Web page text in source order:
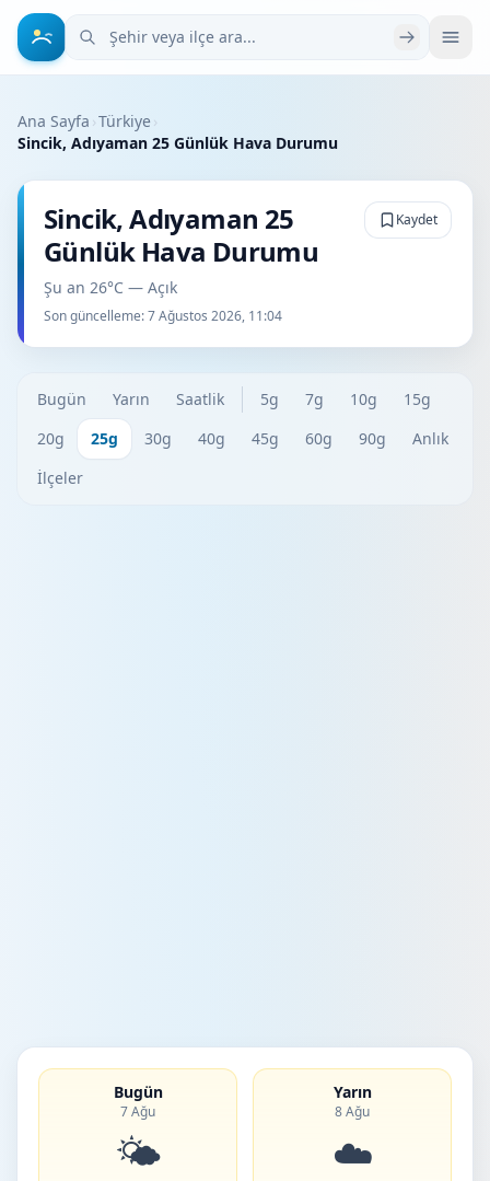
Şehir veya ilçe ara
Ana Sayfa ›Türkiye›
Sincik, Adıyaman 25 Günlük Hava Durumu
Sincik, Adıyaman 25
Günlük Hava Durumu
Şu an 26°C — Açık
Son güncelleme:7 Ağustos 2026, 11:04
Kaydet
Bugün Yarın Saatlik 5g 7g 10g
15g
20g
25g 30g 40g 45g 60g 90g
Anlık
İlçeler
Bugün
7 Ağu
🌤️
Yarın
8 Ağu
☁️